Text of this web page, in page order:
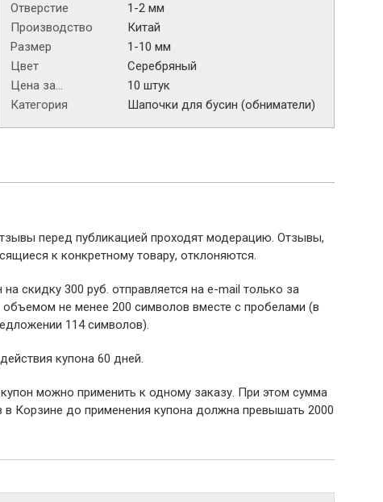
Отверстие
1-2 мм
Производство
Китай
Размер
1-10 мм
Цвет
Серебряный
Цена за...
10 штук
Категория
Шапочки для бусин (обниматели)
перед публикацией проходят модерацию. Отзывы,
к конкретному товару, отклоняются.
на скидку 300 руб. отправляется на e-mail только за
не менее 200 символов вместе с пробелами (в
114 символов).
купона 60 дней.
можно применить к одному заказу. При этом сумма
в Корзине до применения купона должна превышать 2000